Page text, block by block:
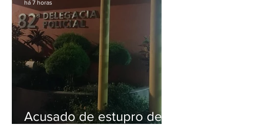
Acusado de estupro de
há 7 horas